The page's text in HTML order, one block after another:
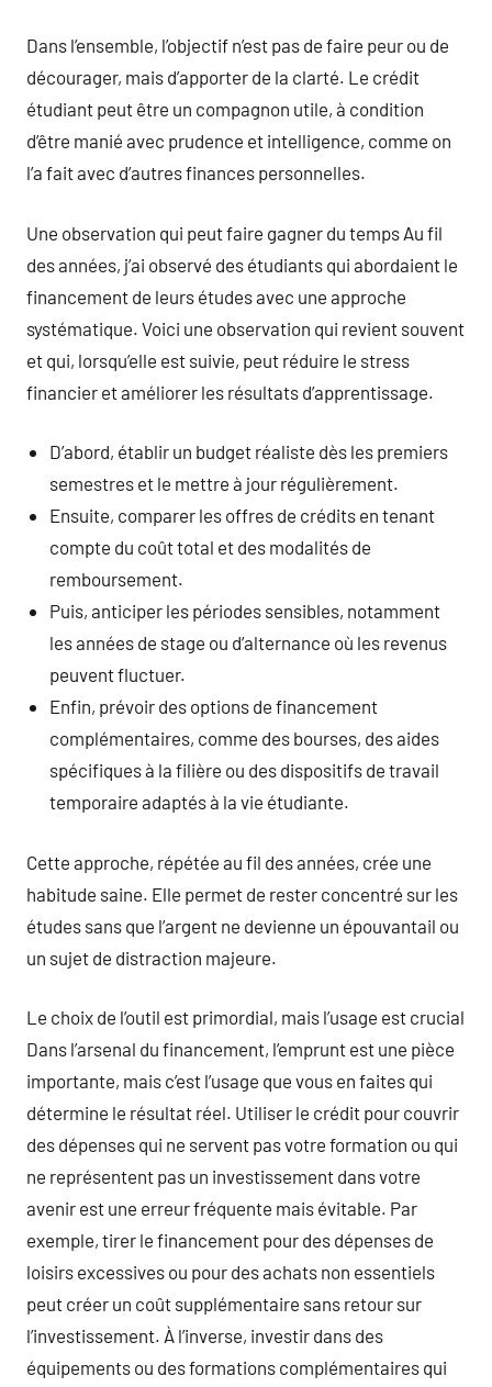
Dans l’ensemble, l’objectif n’est pas de faire peur ou de
décourager, mais d’apporter de la clarté. Le crédit
étudiant peut être un compagnon utile, à condition
d’être manié avec prudence et intelligence, comme on
l’a fait avec d’autres finances personnelles.
Une observation qui peut faire gagner du temps Au fil
des années, j’ai observé des étudiants qui abordaient le
financement de leurs études avec une approche
systématique. Voici une observation qui revient souvent
et qui, lorsqu’elle est suivie, peut réduire le stress
financier et améliorer les résultats d’apprentissage.
D’abord, établir un budget réaliste dès les premiers
semestres et le mettre à jour régulièrement.
Ensuite, comparer les offres de crédits en tenant
compte du coût total et des modalités de
remboursement.
Puis, anticiper les périodes sensibles, notamment
les années de stage ou d’alternance où les revenus
peuvent fluctuer.
Enfin, prévoir des options de financement
complémentaires, comme des bourses, des aides
spécifiques à la filière ou des dispositifs de travail
temporaire adaptés à la vie étudiante.
Cette approche, répétée au fil des années, crée une
habitude saine. Elle permet de rester concentré sur les
études sans que l’argent ne devienne un épouvantail ou
un sujet de distraction majeure.
Le choix de l’outil est primordial, mais l’usage est crucial
Dans l’arsenal du financement, l’emprunt est une pièce
importante, mais c’est l’usage que vous en faites qui
détermine le résultat réel. Utiliser le crédit pour couvrir
des dépenses qui ne servent pas votre formation ou qui
ne représentent pas un investissement dans votre
avenir est une erreur fréquente mais évitable. Par
exemple, tirer le financement pour des dépenses de
loisirs excessives ou pour des achats non essentiels
peut créer un coût supplémentaire sans retour sur
l’investissement. À l’inverse, investir dans des
équipements ou des formations complémentaires qui